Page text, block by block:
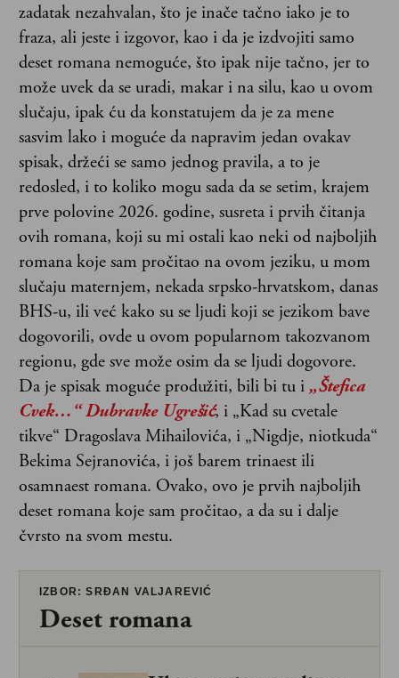
zadatak nezahvalan, što je inače tačno iako je to
fraza, ali jeste i izgovor, kao i da je izdvojiti samo
deset romana nemoguće, što ipak nije tačno, jer to
može uvek da se uradi, makar i na silu, kao u ovom
slučaju, ipak ću da konstatujem da je za mene
sasvim lako i moguće da napravim jedan ovakav
spisak, držeći se samo jednog pravila, a to je
redosled, i to koliko mogu sada da se setim, krajem
prve polovine 2026. godine, susreta i prvih čitanja
ovih romana, koji su mi ostali kao neki od najboljih
romana koje sam pročitao na ovom jeziku, u mom
slučaju maternjem, nekada srpsko-hrvatskom, danas
BHS-u, ili već kako su se ljudi koji se jezikom bave
dogovorili, ovde u ovom popularnom takozvanom
regionu, gde sve može osim da se ljudi dogovore.
Da je spisak moguće produžiti, bili bi tu i „Štefica
Cvek…“ Dubravke Ugrešić, i „Kad su cvetale
tikve“ Dragoslava Mihailovića, i „Nigdje, niotkuda“
Bekima Sejranovića, i još barem trinaest ili
osamnaest romana. Ovako, ovo je prvih najboljih
deset romana koje sam pročitao, a da su i dalje
čvrsto na svom mestu.
IZBOR: SRĐAN VALJAREVIĆ
Deset romana